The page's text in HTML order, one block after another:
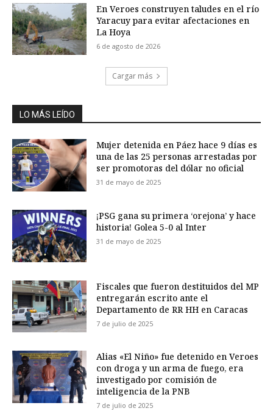
En Veroes construyen taludes en el río
Yaracuy para evitar afectaciones en
La Hoya
6 de agosto de 2026
Cargar más
LO MÁS LEÍDO
Mujer detenida en Páez hace 9 días es
una de las 25 personas arrestadas por
ser promotoras del dólar no oficial
31 de mayo de 2025
¡PSG gana su primera ‘orejona’ y hace
historia! Golea 5-0 al Inter
31 de mayo de 2025
Fiscales que fueron destituidos del MP
entregarán escrito ante el
Departamento de RR HH en Caracas
7 de julio de 2025
Alias «El Niño» fue detenido en Veroes
con droga y un arma de fuego, era
investigado por comisión de
inteligencia de la PNB
7 de julio de 2025